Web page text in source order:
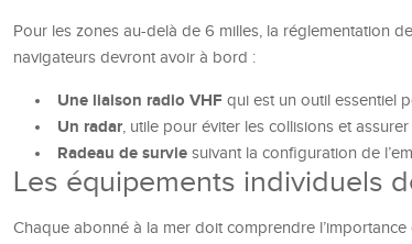
Pour les zones au-delà de 6 milles, la réglementation
navigateurs devront avoir à bord :
Une liaison radio VHF qui est un outil essentiel
Un radar, utile pour éviter les collisions et
Radeau de survie suivant la configuration de
Les équipements individuels
Chaque abonné à la mer doit comprendre